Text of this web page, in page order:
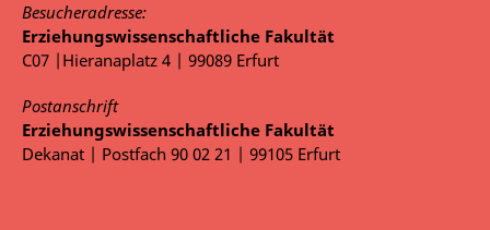
Besucheradresse:
Erziehungswissenschaftliche Fakultät
C07 |Hieranaplatz 4 | 99089 Erfurt
Postanschrift
Erziehungswissenschaftliche Fakultät
Dekanat | Postfach 90 02 21 | 99105 Erfurt